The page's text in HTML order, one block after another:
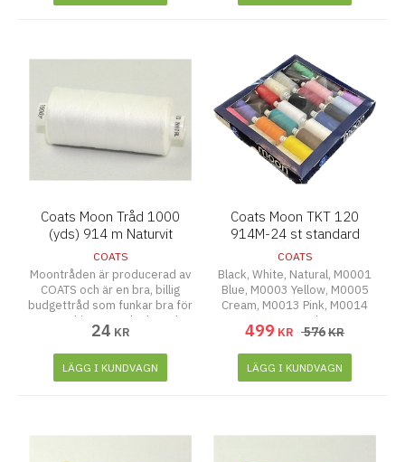
Coats Moon Tråd 1000
(yds) 914 m Naturvit
COATS
Moontråden är producerad av
COATS och är en bra, billig
budgettråd som funkar bra för
symaskiner, overlocks och
även att sy för hand.
24 KR
LÄGG I KUNDVAGN
Coats Moon TKT 120
914M-24 st standard
färger
COATS
Black, White, Natural, M0001
Blue, M0003 Yellow, M0005
Cream, M0013 Pink, M0014
Grey, M0025 Purple, M0038
Bright Green, M0040 Light
Grey, M0046 Red, M0050
Beige, M0054 Baby Blue,
M0055 Dark Red, M0056
499 KR 576KR
LÄGG I KUNDVAGN